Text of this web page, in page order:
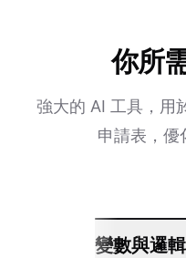
你所
強大的 AI 工具，用
申請表，優
變數與邏輯